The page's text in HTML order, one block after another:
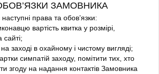
ЗАМОВНИКА
права та обов’язки:
вартість квитка у розмірі,
заході в охайному і чистому вигляді;
симпатій заходу, помітити тих, хто
згоду на надання контактів Замовника